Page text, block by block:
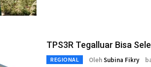
TPS3R Tegalluar Bisa
REGIONAL OlehSubina Fikry